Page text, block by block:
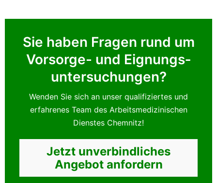
Sie haben Fragen rund um
Vorsorge- und Eignungs­
untersuchungen?
Wenden Sie sich an unser qualifiziertes und
erfahrenes Team des Arbeitsmedizinischen
Dienstes Chemnitz!
Jetzt unverbindliches
Angebot anfordern